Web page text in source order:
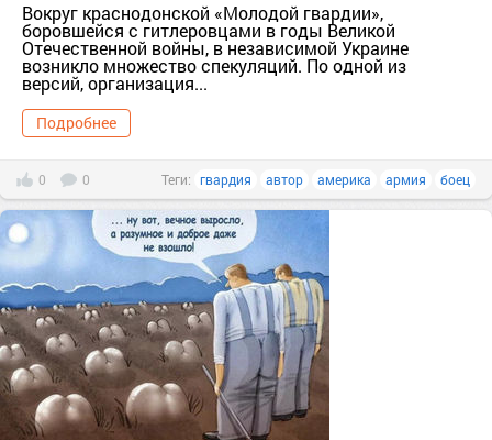
Вокруг краснодонской «Молодой гвардии»,
боровшейся с гитлеровцами в годы Великой
Отечественной войны, в независимой Украине
возникло множество спекуляций. По одной из
версий, организация...
Подробнее
0 0 Теги: гвардия автор америка армия боец